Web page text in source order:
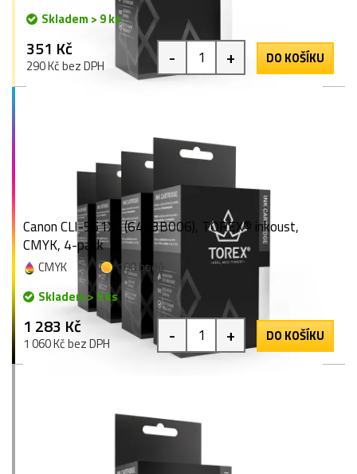
Skladem > 9 ks
351 Kč
290 Kč bez DPH - + DO KOŠÍKU
Canon CLI-551XL (6443B006), TOREX® inkoust,
CMYK, 4-pack
CMYK
100 bodů
Skladem > 9 ks
1 283 Kč
1 060 Kč bez DPH - + DO KOŠÍKU